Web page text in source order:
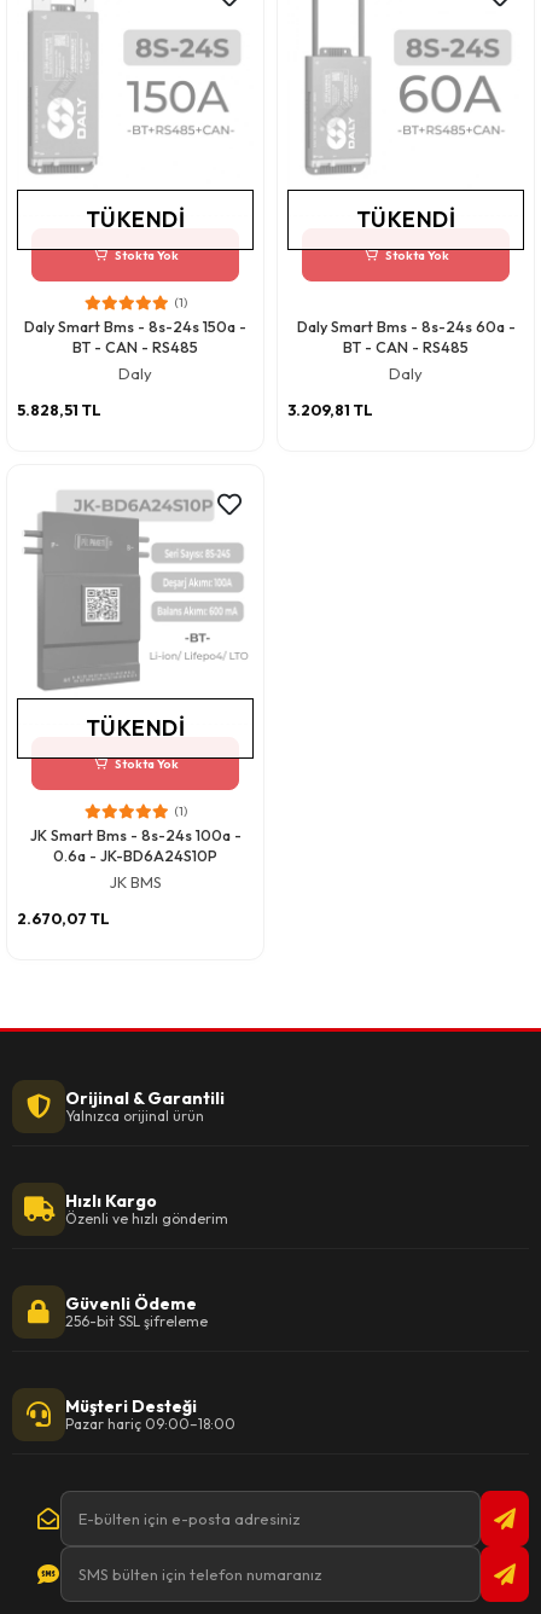
Stokta Yok
TÜKENDI
(1)
Daly Smart Bms - 8s-24s 150a -
BT - CAN - RS485
Daly
5.828,51 TL
Stokta Yok
TÜKENDI
Daly Smart Bms - 8s-24s 60a -
BT - CAN - RS485
Daly
3.209,81 TL
Stokta Yok
TÜKENDI
(1)
JK Smart Bms - 8s-24s 100a -
0.6a - JK-BD6A24S10P
JK BMS
2.670,07 TL
Orijinal & Garantili
Yalnızca orijinal ürün
Hızlı Kargo
Özenli ve hızlı gönderim
Güvenli Ödeme
256-bit SSL şifreleme
Müşteri Desteği
Pazar hariç 09:00–18:00